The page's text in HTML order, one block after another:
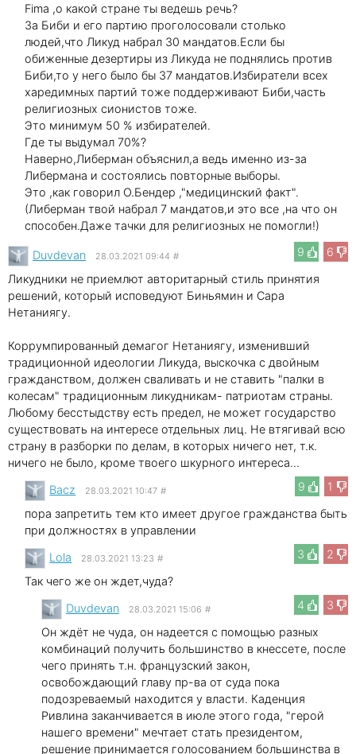
Fima ,о какой стране ты ведешь речь?
За Биби и его партию проголосовали столько
людей,что Ликуд набрал 30 мандатов.Если бы
обиженные дезертиры из Ликуда не поднялись против
Биби,то у него было бы 37 мандатов.Избиратели всех
харедимных партий тоже поддерживают Биби,часть
религиозных сионистов тоже.
Это минимум 50 % избирателей.
Где ты выдумал 70%?
Наверно,Либерман объяснил,а ведь именно из-за
Либермана и состоялись повторные выборы.
Это ,как говорил О.Бендер ,"медицинский факт".
(Либерман твой набрал 7 мандатов,и это все ,на что он
способен.Даже тачки для религиозных не помогли!)
9
6
Duvdevan 28.03.2021 09:44 #
Ликудники не приемлют авторитарный стиль принятия
решений, который исповедуют Биньямин и Сара
Нетаниягу.
Коррумпированный демагог Нетаниягу, изменивший
традиционной идеологии Ликуда, выскочка с двойным
гражданством, должен сваливать и не ставить "палки в
колесам" традиционным ликудникам- патриотам страны.
Любому бесстыдству есть предел, не может государство
существовать на интересе отдельных лиц. Не втягивай всю
страну в разборки по делам, в которых ничего нет, т.к.
ничего не было, кроме твоего шкурного интереса...
9
1
Bacz 28.03.2021 10:47 #
пора запретить тем кто имеет другое гражданства быть
при должностях в управлении
3
2
Lola 28.03.2021 13:23 #
Так чего же он ждет,чуда?
4
3
Duvdevan 28.03.2021 15:06 #
Он ждёт не чуда, он надеется с помощью разных
комбинаций получить большинство в кнессете, после
чего принять т.н. французский закон,
освобождающий главу пр-ва от суда пока
подозреваемый находится у власти. Каденция
Ривлина заканчивается в июле этого года, "герой
нашего времени" мечтает стать президентом,
решение принимается голосованием большинства в